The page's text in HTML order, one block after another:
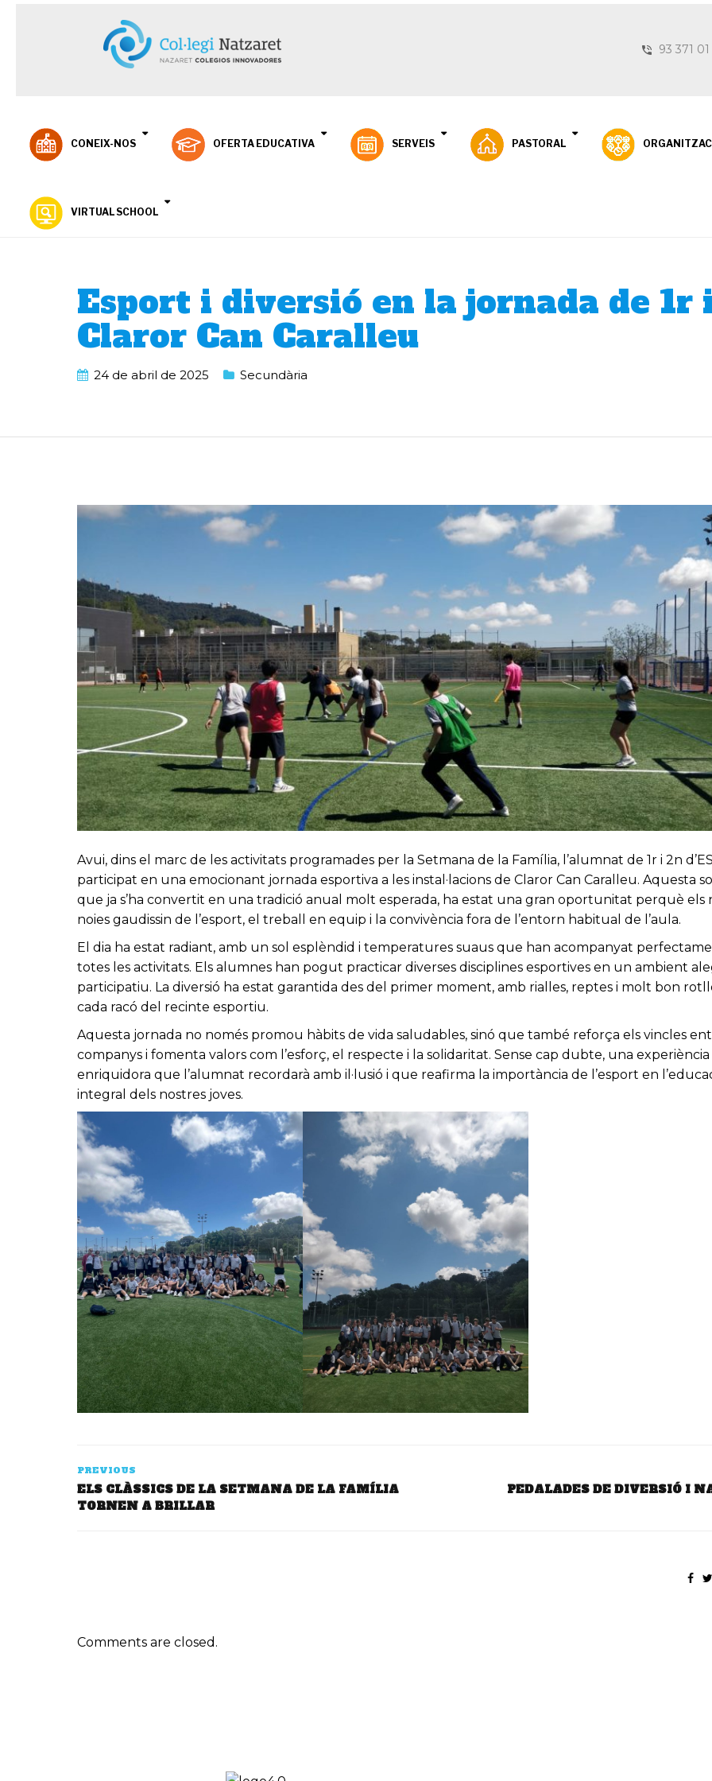
93 371 01
CONEIX-NOS OFERTA EDUCATIVA SERVEIS PASTORAL
VIRTUAL SCHOOL
Esport i diversió en la jornada de 1r i
Claror Can Caralleu
24 de abril de 2025 Secundària
Avui, dins el marc de les activitats programades per la Setmana de la Família, l’alumnat de 1r i 2n
participat en una emocionant jornada esportiva a les instal·lacions de Claror Can Caralleu. Aquesta
que ja s’ha convertit en una tradició anual molt esperada, ha estat una gran oportunitat perquè els
noies gaudissin de l’esport, el treball en equip i la convivència fora de l’entorn habitual de l’aula.
El dia ha estat radiant, amb un sol esplèndid i temperatures suaus que han acompanyat
totes les activitats. Els alumnes han pogut practicar diverses disciplines esportives en un ambient
participatiu. La diversió ha estat garantida des del primer moment, amb rialles, reptes i molt bon
cada racó del recinte esportiu.
Aquesta jornada no només promou hàbits de vida saludables, sinó que també reforça els vincles
companys i fomenta valors com l’esforç, el respecte i la solidaritat. Sense cap dubte, una experiència
enriquidora que l’alumnat recordarà amb il·lusió i que reafirma la importància de l’esport en
integral dels nostres joves.
PREVIOUS
ELS CLÀSSICS DE LA SETMANA DE LA FAMÍLIA
TORNEN A BRILLAR
PEDALADES DE DIVERSIÓ I
Comments are closed.